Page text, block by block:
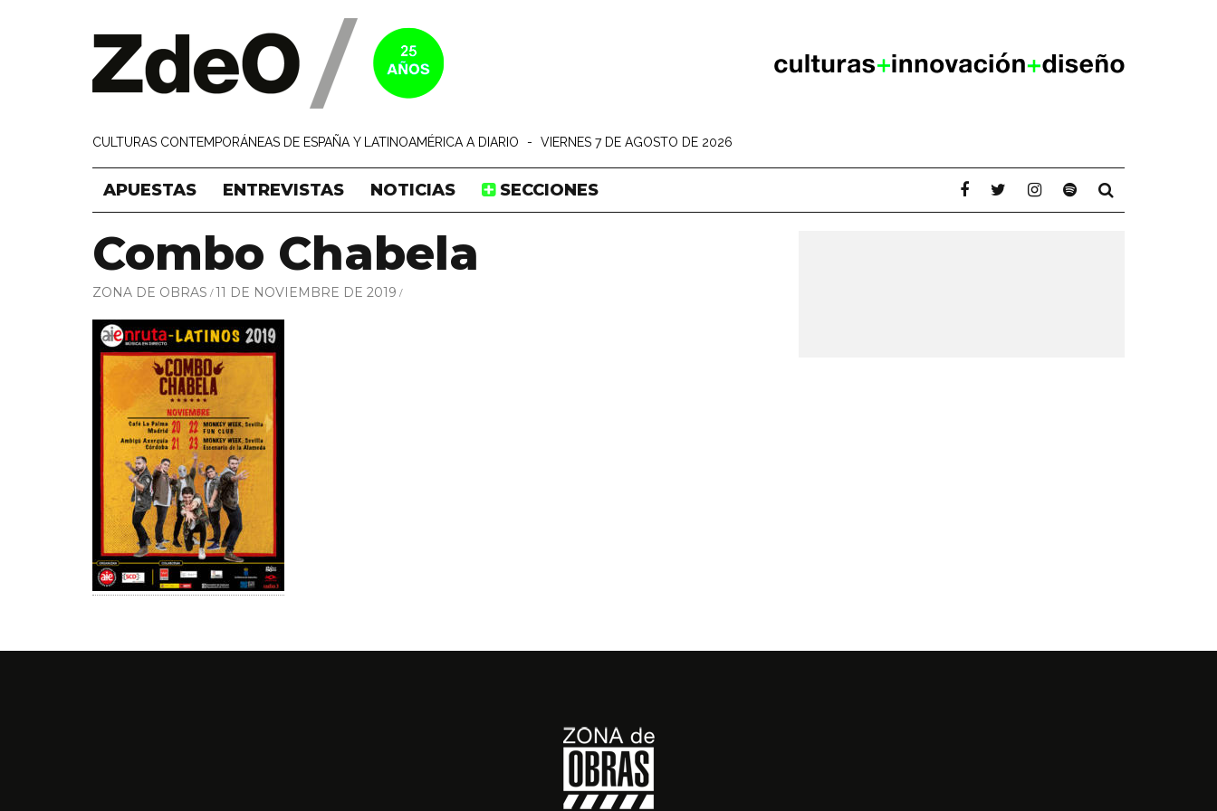
CULTURAS CONTEMPORÁNEAS DE ESPAÑA Y LATINOAMÉRICA A DIARIO - VIERNES 7 DE AGOSTO DE 2026
APUESTAS ENTREVISTAS NOTICIAS SECCIONES
Combo Chabela
ZONA DE OBRAS 11 DE NOVIEMBRE DE 2019